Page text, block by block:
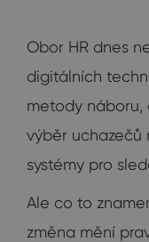
Obor HR dnes
digitálních
metody náboru,
výběr uchazečů
systémy pro
Ale co to
změna mění